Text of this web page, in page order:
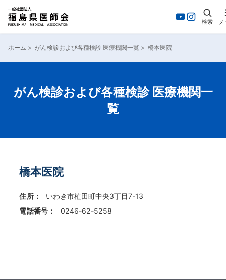
検索 メ
ホーム > がん検診および各種検診 医療機関一覧 > 橋本医院
がん検診および各種検診 医療機関一
覧
橋本医院
住所：
いわき市植田町中央3丁目7-13
電話番号：
0246-62-5258